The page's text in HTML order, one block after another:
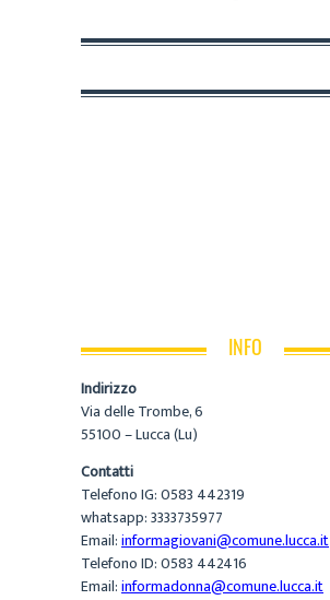
INFO
Indirizzo
Via delle Trombe, 6
55100 – Lucca (Lu)
Contatti
Telefono IG: 0583 442319
whatsapp: 3333735977
Email:informagiovani@comune.lucca.it
Telefono ID: 0583 442416
Email:informadonna@comune.lucca.it